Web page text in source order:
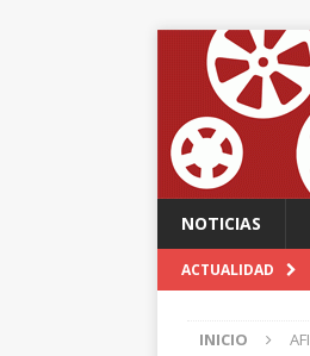
NOTICIAS
ACTUALIDAD
INICIO AFI